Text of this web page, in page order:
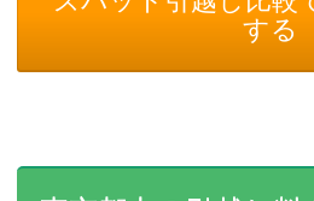
する